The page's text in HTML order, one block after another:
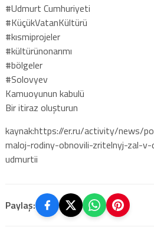
#Udmurt Cumhuriyeti
#KüçükVatanKültürü
#kısmiprojeler
#kültürünonarımı
#bölgeler
#Solovyev
Kamuoyunun kabulü
Bir itiraz oluşturun
kaynak:https://er.ru/activity/news/
maloj-rodiny-obnovili-zritelnyj-zal-
udmurtii
Paylaş: